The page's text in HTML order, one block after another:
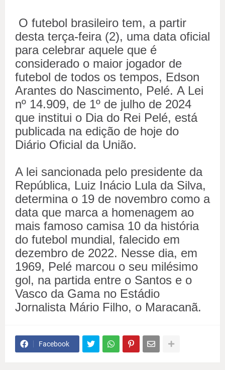
O futebol brasileiro tem, a partir
desta terça-feira (2), uma data oficial
para celebrar aquele que é
considerado o maior jogador de
futebol de todos os tempos, Edson
Arantes do Nascimento, Pelé. A Lei
nº 14.909, de 1º de julho de 2024
que institui o Dia do Rei Pelé, está
publicada na edição de hoje do
Diário Oficial da União.
A lei sancionada pelo presidente da
República, Luiz Inácio Lula da Silva,
determina o 19 de novembro como a
data que marca a homenagem ao
mais famoso camisa 10 da história
do futebol mundial, falecido em
dezembro de 2022. Nesse dia, em
1969, Pelé marcou o seu milésimo
gol, na partida entre o Santos e o
Vasco da Gama no Estádio
Jornalista Mário Filho, o Maracanã.
Facebook